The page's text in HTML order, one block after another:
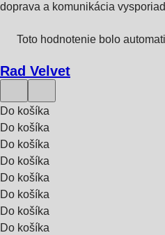
doprava a komunikácia
Toto hodnotenie bolo
Rad Velvet
Do košíka
Do košíka
Do košíka
Do košíka
Do košíka
Do košíka
Do košíka
Do košíka